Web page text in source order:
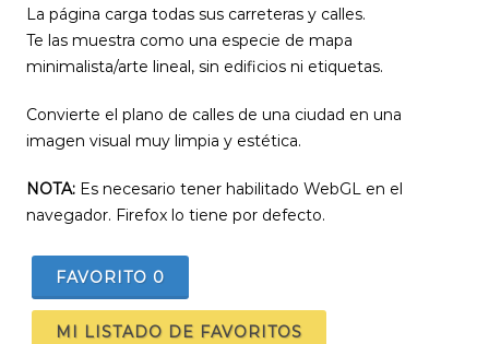
La página carga todas sus carreteras y calles.
Te las muestra como una especie de mapa
minimalista/arte lineal, sin edificios ni etiquetas.
Convierte el plano de calles de una ciudad en una
imagen visual muy limpia y estética.
NOTA: Es necesario tener habilitado WebGL en el
navegador. Firefox lo tiene por defecto.
FAVORITO 0
MI LISTADO DE FAVORITOS